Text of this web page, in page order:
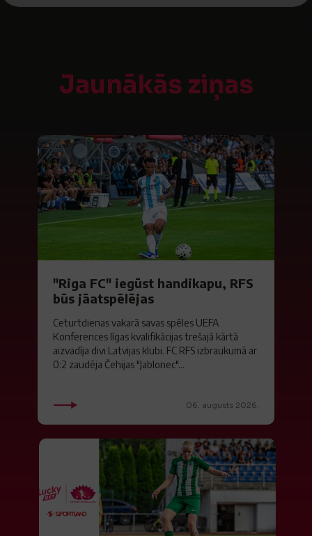
Jaunākās ziņas
"Riga FC" iegūst handikapu, RFS
būs jāatspēlējas
Ceturtdienas vakarā savas spēles UEFA
Konferences līgas kvalifikācijas trešajā kārtā
aizvadīja divi Latvijas klubi. FC RFS izbraukumā ar
0:2 zaudēja Čehijas "Jablonec"...
06. augusts 2026.